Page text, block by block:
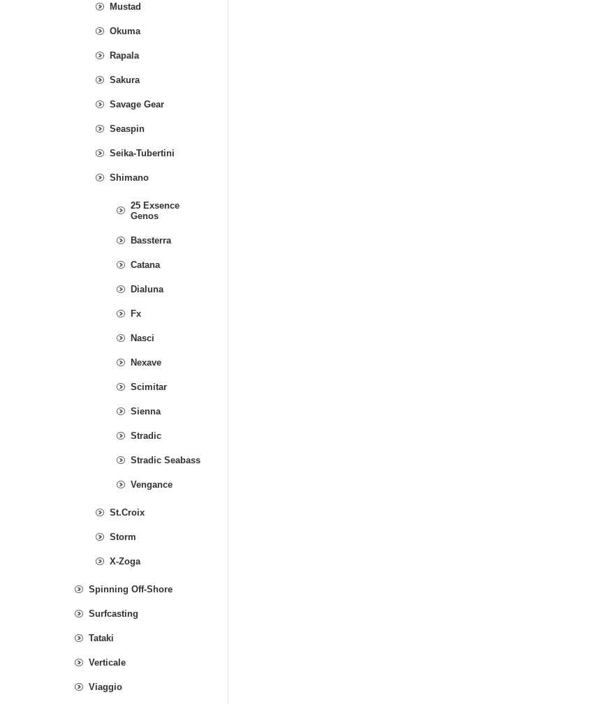
Mustad
Okuma
Rapala
Sakura
Savage Gear
Seaspin
Seika-Tubertini
Shimano
25 Exsence
Genos
Bassterra
Catana
Dialuna
Fx
Nasci
Nexave
Scimitar
Sienna
Stradic
Stradic Seabass
Vengance
St.Croix
Storm
X-Zoga
Spinning Off-Shore
Surfcasting
Tataki
Verticale
Viaggio